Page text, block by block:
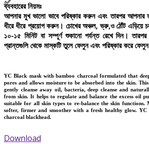
ব্যবহারের নিয়মঃ
আপনার মুখ ভালো ভাবে পরিষ্কার করুন এবং তারপর
ধীরে ধীরে প্রয়োগ করুন। চোখের অঞ্চল, ভ্রু,ও ঠোঁট এড়িয়ে
১০-১৫ মিনিট বা সম্পূর্ণ শুকানো পর্যন্ত রেখে দিন।
প্রান্তগুলি থেকে মাস্কটি তুলে ফেলুন এবং পরিষ্কার করে
YC Black mask with bamboo charcoal formulated that
pores and allows moisture to be absorbed into the skin.
gently cleanse away oil, bacteria, deep cleanse and
from skin. It helps to regulate and balance the excess oil
suitable for all skin types to re-balance the skin functions.
softer, firmer and smoother with a fresh healthy glow. YC
charcoal blackhead.
Download